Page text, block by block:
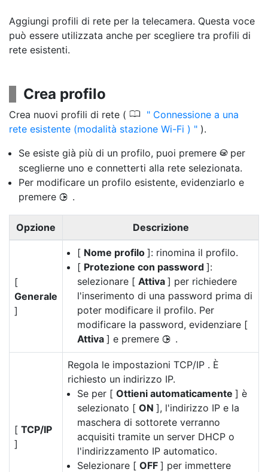
Aggiungi profili di rete per la telecamera. Questa voce
può essere utilizzata anche per scegliere tra profili di
rete esistenti.
Crea profilo
Crea nuovi profili di rete ( 0
Connessione a una
rete esistente (modalità stazione Wi-Fi )
).
Se esiste già più di un profilo, puoi premere J per
sceglierne uno e connetterti alla rete selezionata.
Per modificare un profilo esistente, evidenziarlo e
premere 2 .
Opzione Descrizione
[
Generale
]
[ Nome profilo ]: rinomina il profilo.
[ Protezione con password ]:
selezionare [ Attiva ] per richiedere
l'inserimento di una password prima di
poter modificare il profilo. Per
modificare la password, evidenziare [
Attiva ] e premere 2 .
[ TCP/IP
]
Regola le impostazioni TCP/IP . È
richiesto un indirizzo IP.
Se per [ Ottieni automaticamente ] è
selezionato [ ON ], l'indirizzo IP e la
maschera di sottorete verranno
acquisiti tramite un server DHCP o
l'indirizzamento IP automatico.
Selezionare [ OFF ] per immettere